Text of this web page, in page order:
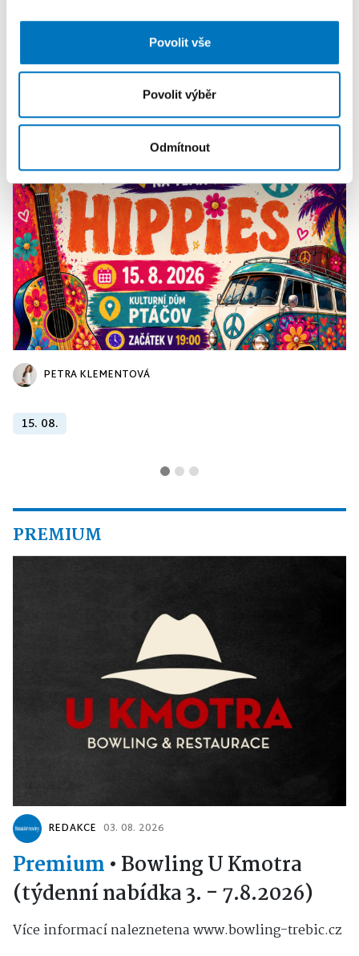
získali v důsledku toho, že používáte jejich služby.
Povolit vše
Povolit výběr
Odmítnout
PETRA KLEMENTOVÁ
PETRA KLEMENTOVÁ
15. 08.
PREMIUM
REDAKCE 03. 08. 2026
Premium • Bowling U Kmotra
(týdenní nabídka 3. - 7.8.2026)
Více informací naleznetena www.bowling-trebic.cz